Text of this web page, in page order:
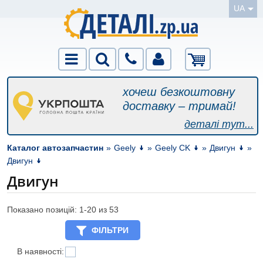
UA
хочеш безкоштовну
доставку – тримай!
деталі тут...
Каталог автозапчастин » Geely » Geely CK » Двигун
»
Двигун
Двигун
Показано позицій: 1-20 из 53
ФІЛЬТРИ
В наявності: